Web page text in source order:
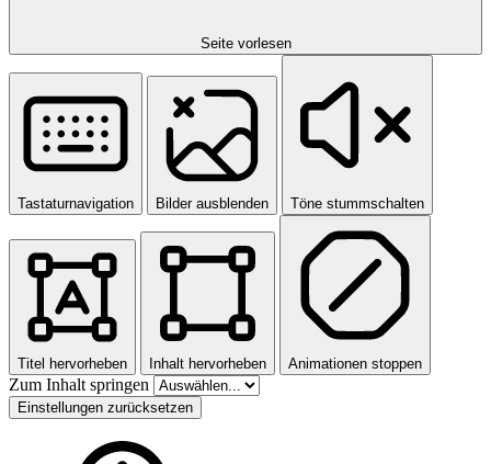
Seite vorlesen
Tastaturnavigation Bilder ausblenden Töne stummschalten
Titel hervorheben Inhalt hervorheben Animationen stoppen
Zum Inhalt springen
Einstellungen zurücksetzen